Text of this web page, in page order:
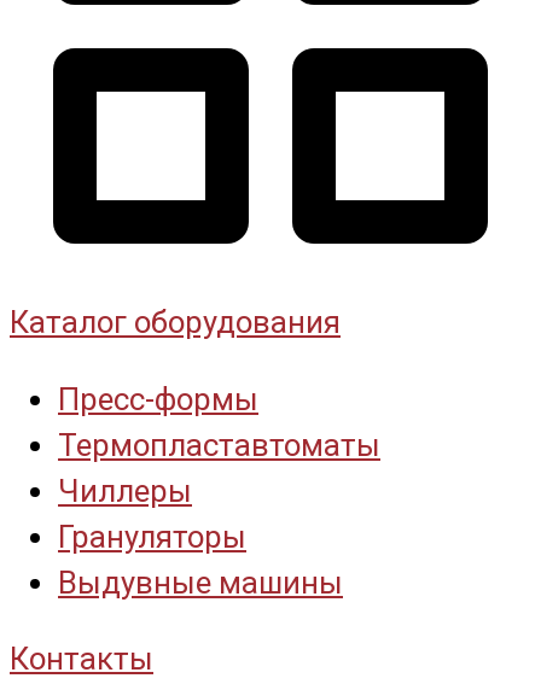
Каталог оборудования
Пресс-формы
Термопластавтоматы
Чиллеры
Грануляторы
Выдувные машины
Контакты